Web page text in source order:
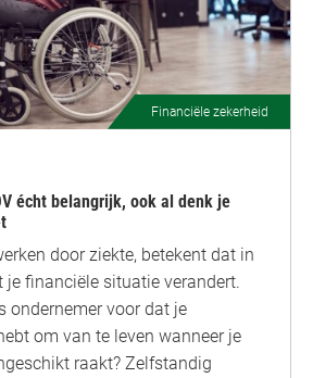
Financiële zekerheid
écht belangrijk, ook al denk je
door ziekte, betekent dat in
je financiële situatie verandert.
ondernemer voor dat je
om van te leven wanneer je
raakt? Zelfstandig